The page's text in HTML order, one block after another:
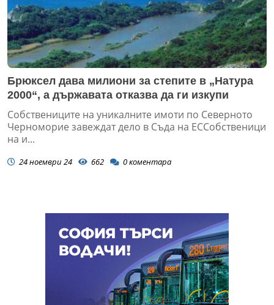
Брюксел дава милиони за степите в „Натура
2000“, а държавата отказва да ги изкупи
Собствениците на уникалните имоти по Северното
Черноморие завеждат дело в Съда на ЕССобственици
на и...
24 ноември 24 662 0коментара